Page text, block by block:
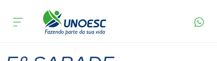
Cursos
acontece